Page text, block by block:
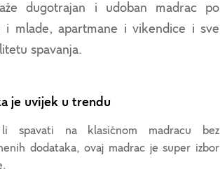
dugotrajan i udoban madrac po
i mlade, apartmane i vikendice i sve
spavanja.
je uvijek u trendu
spavati na klasičnom madracu bez
dodataka, ovaj madrac je super izbor